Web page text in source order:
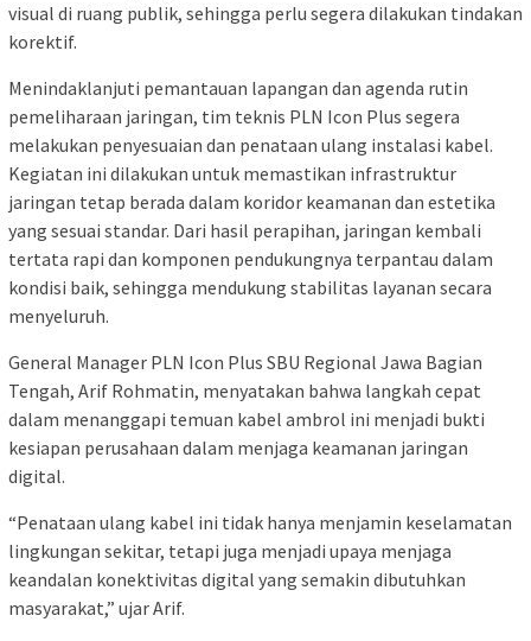
visual di ruang publik, sehingga perlu segera dilakukan tindakan
korektif.
Menindaklanjuti pemantauan lapangan dan agenda rutin
pemeliharaan jaringan, tim teknis PLN Icon Plus segera
melakukan penyesuaian dan penataan ulang instalasi kabel.
Kegiatan ini dilakukan untuk memastikan infrastruktur
jaringan tetap berada dalam koridor keamanan dan estetika
yang sesuai standar. Dari hasil perapihan, jaringan kembali
tertata rapi dan komponen pendukungnya terpantau dalam
kondisi baik, sehingga mendukung stabilitas layanan secara
menyeluruh.
General Manager PLN Icon Plus SBU Regional Jawa Bagian
Tengah, Arif Rohmatin, menyatakan bahwa langkah cepat
dalam menanggapi temuan kabel ambrol ini menjadi bukti
kesiapan perusahaan dalam menjaga keamanan jaringan
digital.
“Penataan ulang kabel ini tidak hanya menjamin keselamatan
lingkungan sekitar, tetapi juga menjadi upaya menjaga
keandalan konektivitas digital yang semakin dibutuhkan
masyarakat,” ujar Arif.